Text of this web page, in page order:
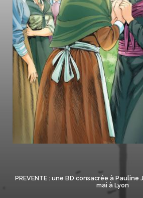
PREVENTE : une BD consacrée à
mai à Lyon